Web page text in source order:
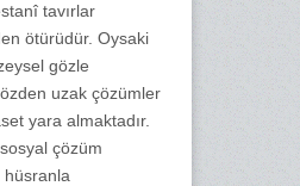
tavırlar
ötürüdür. Oysaki
gözle
uzak çözümler
yara almaktadır.
çözüm
hüsranla